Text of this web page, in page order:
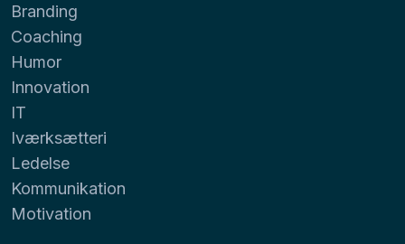
Branding
Coaching
Humor
Innovation
IT
Iværksætteri
Ledelse
Kommunikation
Motivation